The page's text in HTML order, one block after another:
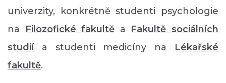
PODPOŘTE NÁS
PŮSOBIŠTĚ
univerzity, konkrétně studenti psychologie
na
Filozofické fakultě a Fakultě sociálních
studií
a studenti medicíny na
Lékařské
fakultě.